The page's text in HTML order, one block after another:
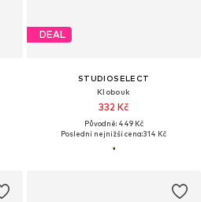
DEAL
STUDIOSELECT
Klobouk
332 Kč
Původně: 449 Kč
Poslední nejnižší cena:314 Kč